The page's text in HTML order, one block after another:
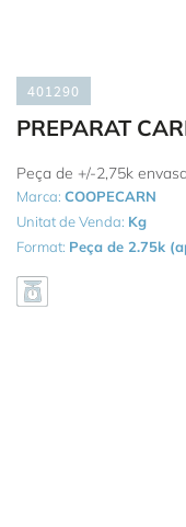
401290
PREPARAT
Peça de +/-2,75k
Marca: COOPECARN
Unitat de Venda: Kg
Format: Peça de 2.75k